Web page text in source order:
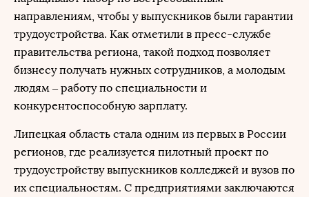
направлениям, чтобы у выпускников были гарантии
трудоустройства. Как отметили в пресс-службе
правительства региона, такой подход позволяет
бизнесу получать нужных сотрудников, а молодым
людям – работу по специальности и
конкурентоспособную зарплату.
Липецкая область стала одним из первых в России
регионов, где реализуется пилотный проект по
трудоустройству выпускников колледжей и вузов по
их специальностям. С предприятиями заключаются